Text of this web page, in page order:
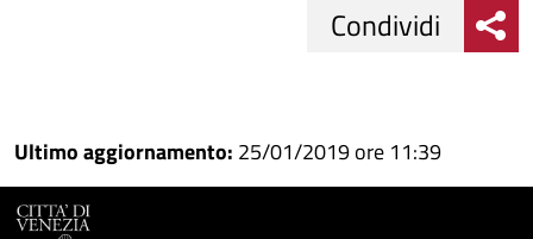
su
Facebook
Condividi
su
Condividi
Condividi
Ultimo aggiornamento: 25/01/2019 ore 11:39